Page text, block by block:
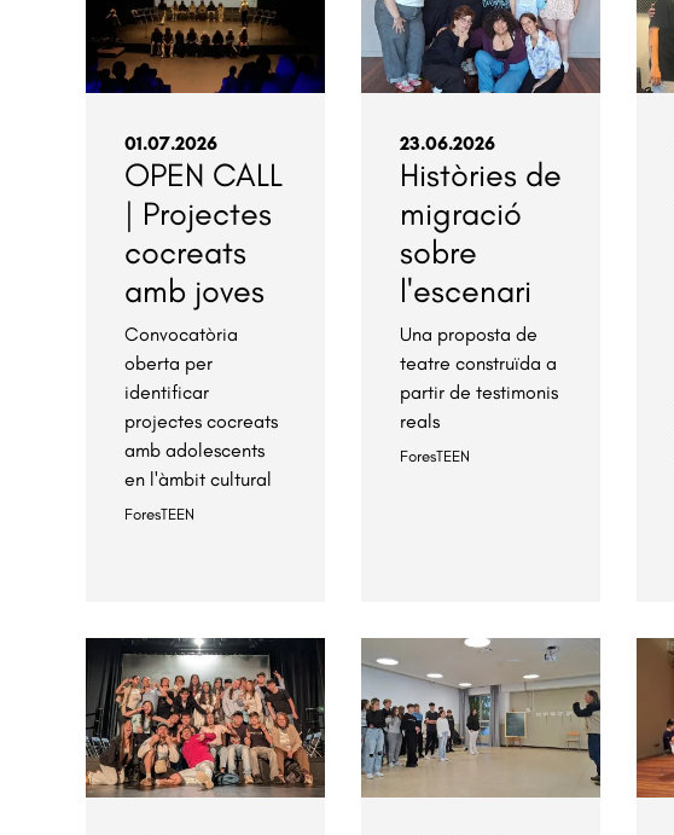
01.07.2026
OPEN CALL
| Projectes
cocreats
amb joves
Convocatòria
oberta per
identificar
projectes cocreats
amb adolescents
en l'àmbit cultural
ForesTEEN
23.06.2026
Històries de
migració
sobre
l'escenari
Una proposta de
teatre construïda a
partir de testimonis
reals
ForesTEEN